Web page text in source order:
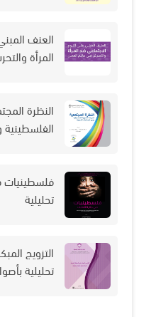
العنف
المرأة
النظرة
فلسطينيات
تحليلية
التزويج
تحليلية